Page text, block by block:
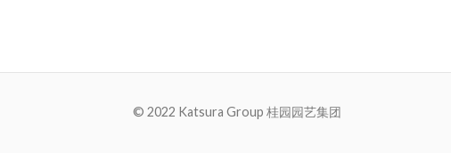
© 2022 Katsura Group 桂园园艺集团